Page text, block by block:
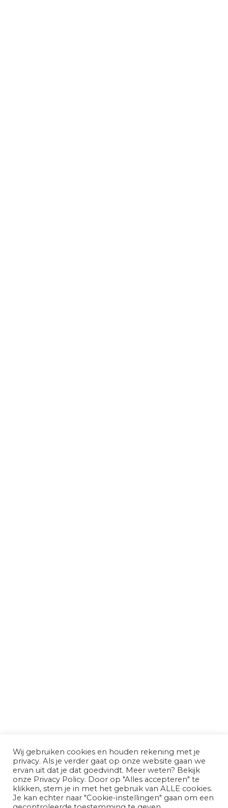
Wij gebruiken cookies en houden rekening met je
privacy. Als je verder gaat op onze website gaan we
ervan uit dat je dat goedvindt. Meer weten? Bekijk
onze Privacy Policy. Door op "Alles accepteren" te
klikken, stem je in met het gebruik van ALLE cookies.
Je kan echter naar "Cookie-instellingen" gaan om een